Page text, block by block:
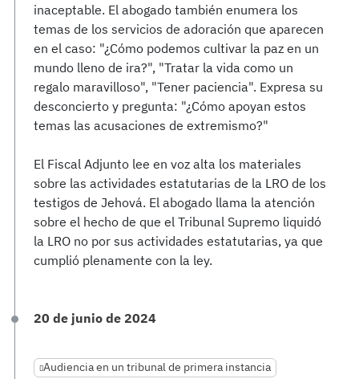
inaceptable. El abogado también enumera los
temas de los servicios de adoración que aparecen
en el caso: "¿Cómo podemos cultivar la paz en un
mundo lleno de ira?", "Tratar la vida como un
regalo maravilloso", "Tener paciencia". Expresa su
desconcierto y pregunta: "¿Cómo apoyan estos
temas las acusaciones de extremismo?"
El Fiscal Adjunto lee en voz alta los materiales
sobre las actividades estatutarias de la LRO de los
testigos de Jehová. El abogado llama la atención
sobre el hecho de que el Tribunal Supremo liquidó
la LRO no por sus actividades estatutarias, ya que
cumplió plenamente con la ley.
20 de junio de 2024
Audiencia en un tribunal de primera instancia